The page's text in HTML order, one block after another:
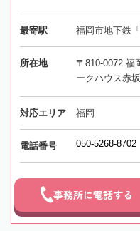
最寄駅 福岡市地下鉄
所在地
〒810-0072 福
ークハウス赤
対応エリア 福岡
電話番号 050-5268-8702
事務所に電話する